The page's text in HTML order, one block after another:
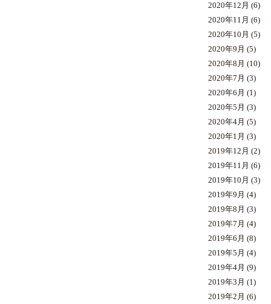
2020年12月 (6)
2020年11月 (6)
2020年10月 (5)
2020年9月 (5)
2020年8月 (10)
2020年7月 (3)
2020年6月 (1)
2020年5月 (3)
2020年4月 (5)
2020年1月 (3)
2019年12月 (2)
2019年11月 (6)
2019年10月 (3)
2019年9月 (4)
2019年8月 (3)
2019年7月 (4)
2019年6月 (8)
2019年5月 (4)
2019年4月 (9)
2019年3月 (1)
2019年2月 (6)